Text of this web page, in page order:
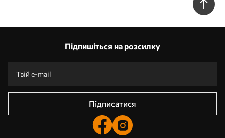
Підпишіться на розсилку
Підписатися